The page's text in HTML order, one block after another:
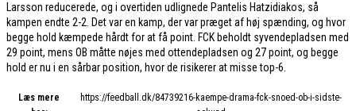
Larsson reducerede, og i overtiden udlignede Pantelis Hatzidiakos, så
kampen endte 2-2. Det var en kamp, der var præget af høj spænding, og hvor
begge hold kæmpede hårdt for at få point. FCK beholdt syvendepladsen med
29 point, mens OB måtte nøjes med ottendepladsen og 27 point, og begge
hold er nu i en sårbar position, hvor de risikerer at misse top-6.
Læs mere
https://feedball.dk/84739216-kaempe-drama-fck-snoed-ob-i-sidste-